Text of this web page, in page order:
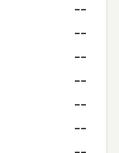
--
--
--
--
--
--